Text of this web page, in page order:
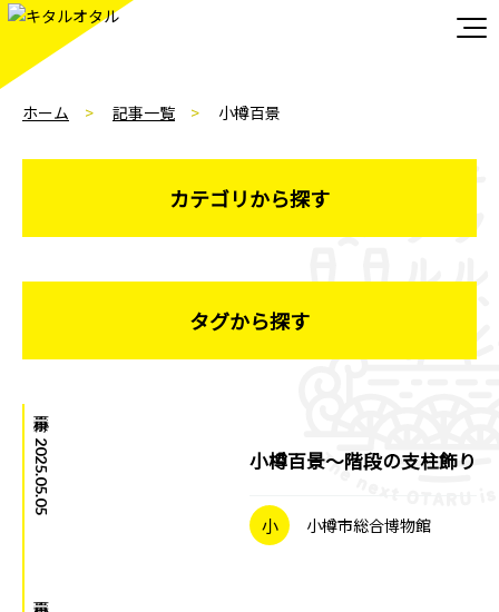
ホーム 記事一覧 小樽百景
カテゴリから探す
タグから探す
|
2025.05.05 小樽百景～階段の支柱飾り
小 小樽市総合博物館
|